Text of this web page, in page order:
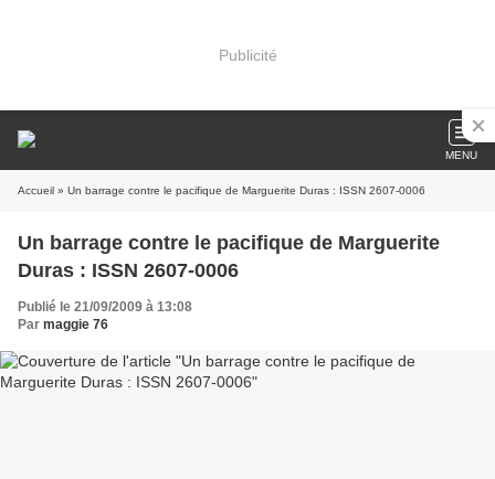
Publicité
MENU
Accueil » Un barrage contre le pacifique de Marguerite Duras : ISSN 2607-0006
Un barrage contre le pacifique de Marguerite
Duras : ISSN 2607-0006
Publié le 21/09/2009 à 13:08
Par maggie 76